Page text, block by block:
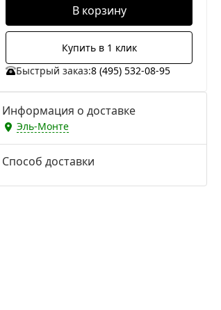
В корзину
Купить в 1 клик
Быстрый заказ:8 (495) 532-08-95
Информация о доставке
Эль-Монте
Способ доставки